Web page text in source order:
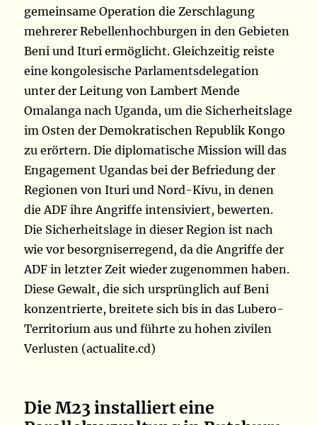
gemeinsame Operation die Zerschlagung
mehrerer Rebellenhochburgen in den Gebieten
Beni und Ituri ermöglicht. Gleichzeitig reiste
eine kongolesische Parlamentsdelegation
unter der Leitung von Lambert Mende
Omalanga nach Uganda, um die Sicherheitslage
im Osten der Demokratischen Republik Kongo
zu erörtern. Die diplomatische Mission will das
Engagement Ugandas bei der Befriedung der
Regionen von Ituri und Nord-Kivu, in denen
die ADF ihre Angriffe intensiviert, bewerten.
Die Sicherheitslage in dieser Region ist nach
wie vor besorgniserregend, da die Angriffe der
ADF in letzter Zeit wieder zugenommen haben.
Diese Gewalt, die sich ursprünglich auf Beni
konzentrierte, breitete sich bis in das Lubero-
Territorium aus und führte zu hohen zivilen
Verlusten (actualite.cd)
Die M23 installiert eine